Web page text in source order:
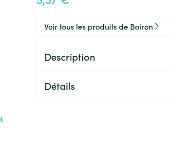
Voir tous les produits de Boiron
Description
Détails